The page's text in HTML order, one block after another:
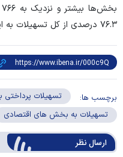
۷۶.۳ درصدی از کل تسهیلات به این بخش را شامل می‌شود.
برچسب ها: تسهیلات پرداختی
تسهیلات به بخش های اقتصادی
ارسال‌ نظر